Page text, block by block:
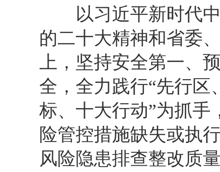
以习近平新时代中
的二十大精神和省委
上，坚持安全第一、
全，全力践行“先行区
标、十大行动”为抓手
险管控措施缺失或执
风险隐患排查整改质